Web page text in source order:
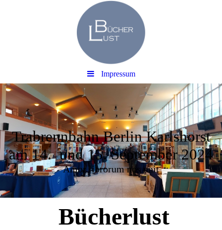
Impressum
Trabrennbahn Berlin Karlshorst
am 14. und 15. September 2024
Amor librorum nos unit
Bücherlust